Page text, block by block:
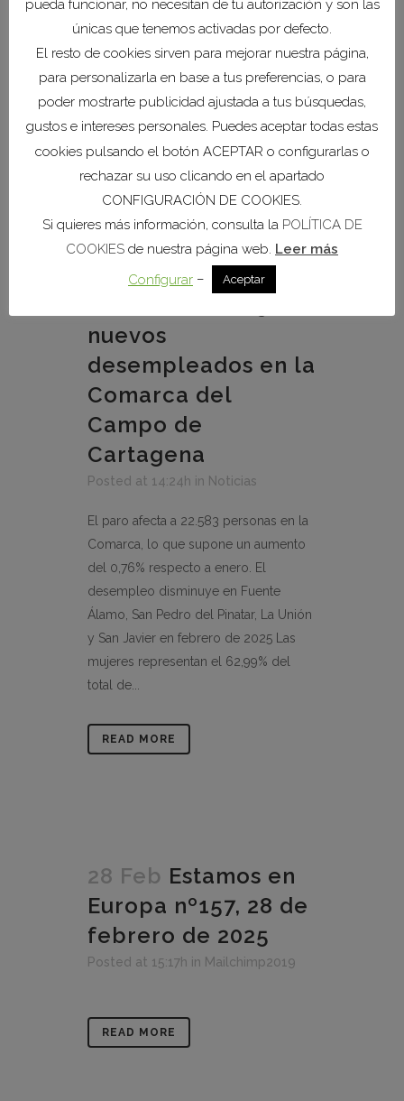
05 Mar Febrero
nuevos
desempleados en la
Comarca del
Campo de
Cartagena
Posted at 14:24h in Noticias
El paro afecta a 22.583 personas en la
Comarca, lo que supone un aumento
del 0,76% respecto a enero. El
desempleo disminuye en Fuente
Álamo, San Pedro del Pinatar, La Unión
y San Javier en febrero de 2025 Las
mujeres representan el 62,99% del
total de...
READ MORE
28 Feb Estamos en
Europa nº157, 28 de
febrero de 2025
Posted at 15:17h in Mailchimp2019
READ MORE
pueda funcionar, no necesitan de tu autorización y son las
únicas que tenemos activadas por defecto.
El resto de cookies sirven para mejorar nuestra página,
para personalizarla en base a tus preferencias, o para
poder mostrarte publicidad ajustada a tus búsquedas,
gustos e intereses personales. Puedes aceptar todas estas
cookies pulsando el botón ACEPTAR o configurarlas o
rechazar su uso clicando en el apartado
CONFIGURACIÓN DE COOKIES.
Si quieres más información, consulta la POLÍTICA DE
COOKIES de nuestra página web. Leer más
Configurar – Aceptar